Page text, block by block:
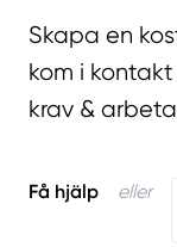
Skapa en
kom i
krav &
Få hjälp eller